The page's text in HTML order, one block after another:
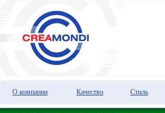
О компании Качество Стиль